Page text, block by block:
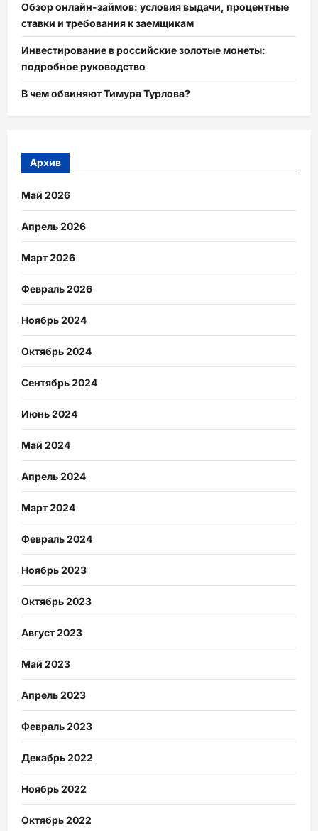
Обзор онлайн-займов: условия выдачи, процентные
ставки и требования к заемщикам
Инвестирование в российские золотые монеты:
подробное руководство
В чем обвиняют Тимура Турлова?
Архив
Май 2026
Апрель 2026
Март 2026
Февраль 2026
Ноябрь 2024
Октябрь 2024
Сентябрь 2024
Июнь 2024
Май 2024
Апрель 2024
Март 2024
Февраль 2024
Ноябрь 2023
Октябрь 2023
Август 2023
Май 2023
Апрель 2023
Февраль 2023
Декабрь 2022
Ноябрь 2022
Октябрь 2022